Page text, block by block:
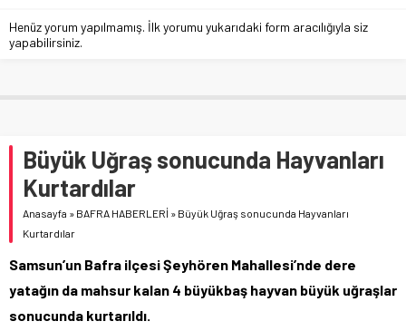
Henüz yorum yapılmamış. İlk yorumu yukarıdaki form aracılığıyla siz
yapabilirsiniz.
Büyük Uğraş sonucunda Hayvanları
Kurtardılar
Anasayfa » BAFRA HABERLERİ » Büyük Uğraş sonucunda Hayvanları
Kurtardılar
Samsun’un Bafra ilçesi Şeyhören Mahallesi’nde dere
yatağın da mahsur kalan 4 büyükbaş hayvan büyük uğraşlar
sonucunda kurtarıldı.